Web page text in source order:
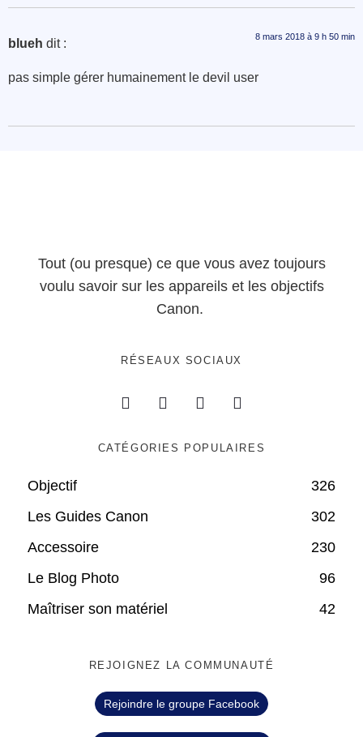
blueh dit : 8 mars 2018 à 9 h 50 min
pas simple gérer humainement le devil user
Tout (ou presque) ce que vous avez toujours
voulu savoir sur les appareils et les objectifs
Canon.
RÉSEAUX SOCIAUX
CATÉGORIES POPULAIRES
Objectif
326
Les Guides Canon
302
Accessoire
230
Le Blog Photo
96
Maîtriser son matériel
42
REJOIGNEZ LA COMMUNAUTÉ
Rejoindre le groupe Facebook